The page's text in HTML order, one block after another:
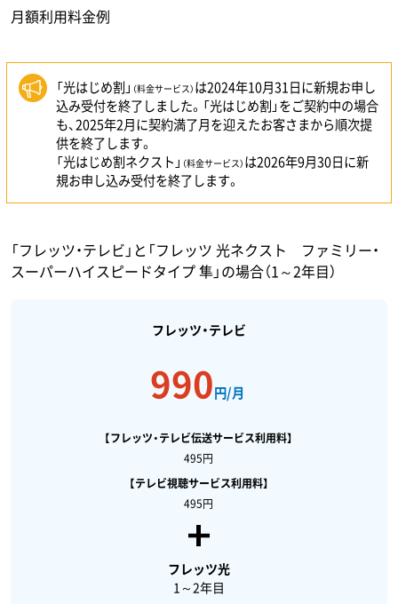
月額利用料金例
「光はじめ割」 （料金サービス） は2024年10月31日に新規お申し
込み受付を終了しました。「光はじめ割」をご契約中の場合
も、2025年2月に契約満了月を迎えたお客さまから順次提
供を終了します。
「光はじめ割ネクスト」 （料金サービス） は2026年9月30日に新
規お申し込み受付を終了します。
「フレッツ・テレビ」と「フレッツ 光ネクスト ファミリー・
スーパーハイスピードタイプ 隼」の場合（1～2年目）
フレッツ・テレビ
990円/月
【フレッツ・テレビ伝送サービス利用料】
495円
【テレビ視聴サービス利用料】
495円
フレッツ光
1～2年目